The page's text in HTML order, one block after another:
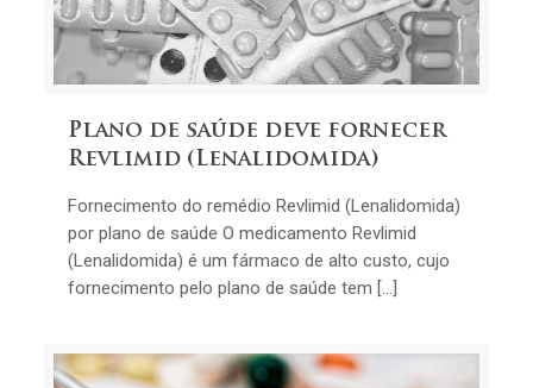
Plano de saúde deve fornecer
Revlimid (Lenalidomida)
Fornecimento do remédio Revlimid (Lenalidomida)
por plano de saúde O medicamento Revlimid
(Lenalidomida) é um fármaco de alto custo, cujo
fornecimento pelo plano de saúde tem […]